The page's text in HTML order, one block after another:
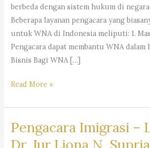
berbeda dengan sistem hukum di negara
Beberapa layanan pengacara yang
untuk WNA di Indonesia meliputi: 1.
Pengacara dapat membantu WNA dalam
Bisnis Bagi WNA […]
Layanan
Pengacara
Warga
Read More »
Pengacara Imigrasi –
Dr. Iur Liona N.